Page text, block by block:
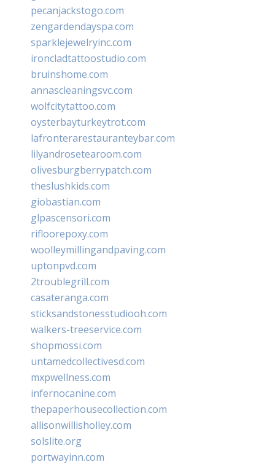
pecanjackstogo.com
zengardendayspa.com
sparklejewelryinc.com
ironcladtattoostudio.com
bruinshome.com
annascleaningsvc.com
wolfcitytattoo.com
oysterbayturkeytrot.com
lafronterarestauranteybar.com
lilyandrosetearoom.com
olivesburgberrypatch.com
theslushkids.com
giobastian.com
glpascensori.com
rifloorepoxy.com
woolleymillingandpaving.com
uptonpvd.com
2troublegrill.com
casateranga.com
sticksandstonesstudiooh.com
walkers-treeservice.com
shopmossi.com
untamedcollectivesd.com
mxpwellness.com
infernocanine.com
thepaperhousecollection.com
allisonwillisholley.com
solslite.org
portwayinn.com